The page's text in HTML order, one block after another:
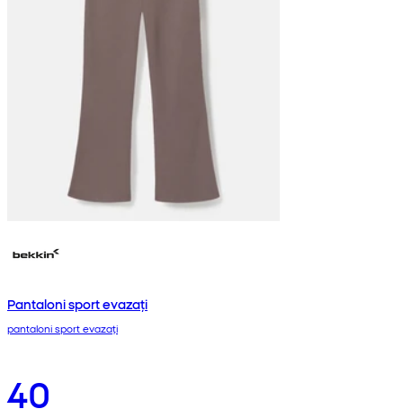
Pantaloni sport evazați
pantaloni sport evazați
40